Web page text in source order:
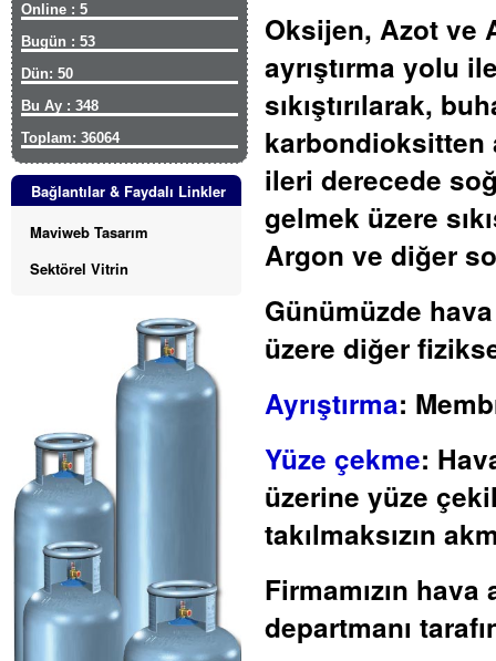
Online : 5
Bugün : 53
Dün: 50
Bu Ay : 348
Toplam: 36064
Bağlantılar & Faydalı Linkler
Maviweb Tasarım
Sektörel Vitrin
Oksijen, Azot ve
ayrıştırma yolu
sıkıştırılarak,
karbondioksitten
ileri derecede
gelmek üzere
Argon ve diğer
Günümüzde
üzere diğer
Ayrıştırma:
Yüze çekme:
üzerine yüze
takılmaksızın
Firmamızın
departmanı